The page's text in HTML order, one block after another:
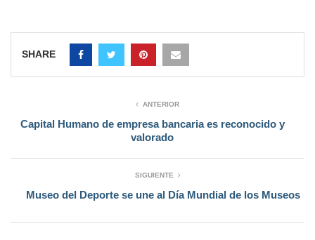
SHARE
ANTERIOR
Capital Humano de empresa bancaria es reconocido y
valorado
SIGUIENTE
Museo del Deporte se une al Día Mundial de los Museos